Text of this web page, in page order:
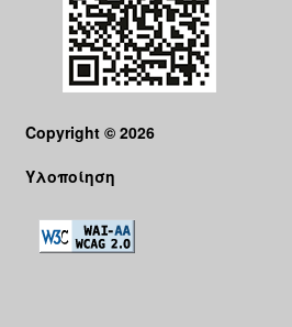
Copyright © 2026
Υλοποίηση